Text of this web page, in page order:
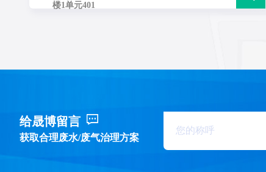
楼1单元401
给晟博留言
获取合理废水/废气治理方案